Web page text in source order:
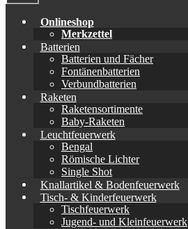
Onlineshop
Merkzettel
Batterien
Batterien und Fächer
Fontänenbatterien
Verbundbatterien
Raketen
Raketensortimente
Baby-Raketen
Leuchtfeuerwerk
Bengal
Römische Lichter
Single Shot
Knallartikel & Bodenfeuerwerk
Tisch- & Kinderfeuerwerk
Tischfeuerwerk
Jugend- und Kleinfeuerwerk